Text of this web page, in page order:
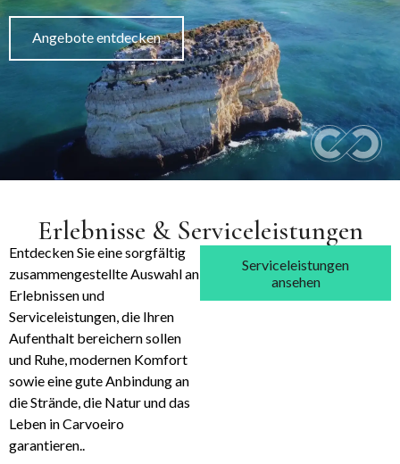
Angebote entdecken
Erlebnisse & Serviceleistungen
Entdecken Sie eine sorgfältig
zusammengestellte Auswahl an
Erlebnissen und
Serviceleistungen, die Ihren
Aufenthalt bereichern sollen
und Ruhe, modernen Komfort
sowie eine gute Anbindung an
die Strände, die Natur und das
Leben in Carvoeiro
garantieren..
Serviceleistungen
ansehen